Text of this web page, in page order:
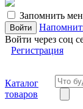
Запомнить
Войти через соц
Регистрация
Каталог
товаров